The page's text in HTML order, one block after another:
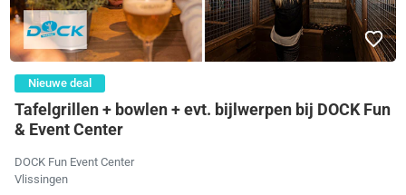
Nieuwe deal
Tafelgrillen + bowlen + evt. bijlwerpen bij DOCK Fun
& Event Center
DOCK Fun Event Center
Vlissingen